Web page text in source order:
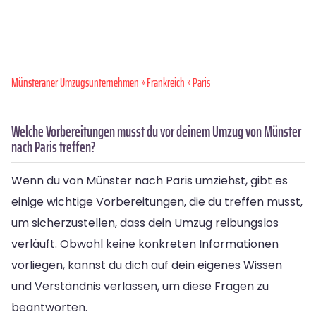
Münsteraner Umzugsunternehmen»Frankreich» Paris
Welche Vorbereitungen musst du vor deinem Umzug von Münster
nach Paris treffen?
Wenn du von Münster nach Paris umziehst, gibt es
einige wichtige Vorbereitungen, die du treffen musst,
um sicherzustellen, dass dein Umzug reibungslos
verläuft. Obwohl keine konkreten Informationen
vorliegen, kannst du dich auf dein eigenes Wissen
und Verständnis verlassen, um diese Fragen zu
beantworten.